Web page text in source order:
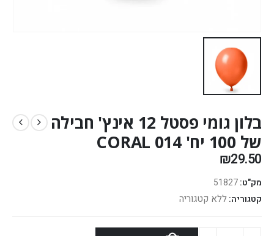
בלון גומי פסטל 12 אינץ' חבילה
של 100 יח' CORAL 014
₪29.50
מק"ט: 51827
קטגוריה: ללא קטגוריה